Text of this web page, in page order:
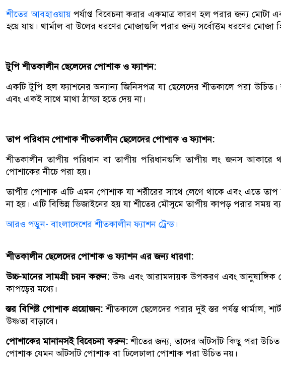
শীতের আবহাওয়ায়পর্যাপ্ত বিবেচনা করার একমাত্র কারণ হল পরার জন্য মোটা
হয়ে যায়। থার্মাল বা উলের ধরণের মোজাগুলি পরার জন্য সর্বোত্তম ধরণের মোজা
টুপি শীতকালীন ছেলেদের পোশাক ও ফ্যাশন:
একটি টুপি হল ফ্যাশনের অন্যান্য জিনিসপত্র যা ছেলেদের শীতকালে পরা
এবং একই সাথে মাথা ঠান্ডা হতে দেয় না।
তাপ পরিধান পোশাক শীতকালীন ছেলেদের পোশাক ও ফ্যাশন:
শীতকালীন তাপীয় পরিধান বা তাপীয় পরিধানগুলি তাপীয় লং জনস আকারে
পোশাকের নীচে পরা হয়।
তাপীয় পোশাক এটি এমন পোশাক যা শরীরের সাথে লেগে থাকে এবং এতে তাপ
না হয়। এটি বিভিন্ন ডিজাইনের হয় যা শীতের মৌসুমে তাপীয় কাপড় পরার সময়
আরও পড়ুন- বাংলাদেশের শীতকালীন ফ্যাশন ট্রেন্ড।
শীতকালীন ছেলেদের পোশাক ও ফ্যাশন এর জন্য ধারণা:
উচ্চ-মানের সামগ্রী চয়ন করুন:উষ্ণ এবং আরামদায়ক উপকরণ এবং আনুষাঙ্গিক
কাপড়ের মধ্যে।
স্তর বিশিষ্ট পোশাক প্রয়োজন: শীতকালে ছেলেদের পরার দুই স্তর পর্যন্ত থার্মাল,
উষ্ণতা বাড়াবে।
পোশাকের মানানসই বিবেচনা করুন:শীতের জন্য, তাদের আঁটসাঁট কিছু পরা উচিত
পোশাক যেমন আঁটসাঁট পোশাক বা ঢিলেঢালা পোশাক পরা উচিত নয়।